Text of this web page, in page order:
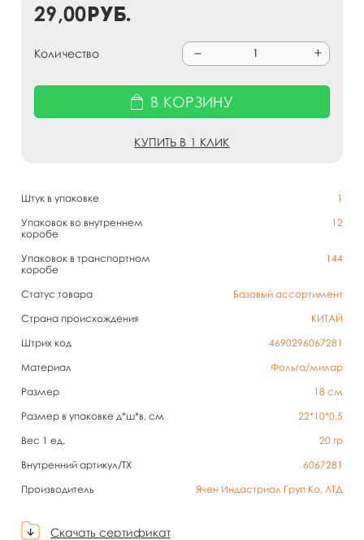
Штук в упаковке
1
Упаковок во внутреннем
коробе
12
Упаковок в транспортном
коробе
144
Статус товара
Базовый ассортимент
Страна происхождения
КИТАЙ
Штрих код
4690296067281
Материал
Фольга/милар
Размер
18 см
Размер в упаковке д*ш*в, см
22*10*0,5
Вес 1 ед.
20 гр
Внутренний артикул/TX
6067281
Производитель
Ячен Индастриал Груп Ко, ЛТД
Скачать сертификат
29,00руб.
Количество
В КОРЗИНУ
КУПИТЬ В 1 КЛИК